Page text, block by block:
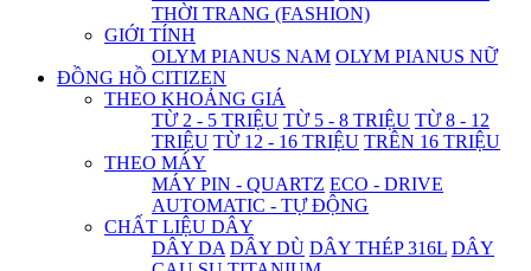
THỜI TRANG (FASHION)
GIỚI TÍNH
OLYM PIANUS NAM OLYM PIANUS NỮ
ĐỒNG HỒ CITIZEN
THEO KHOẢNG GIÁ
TỪ 2 - 5 TRIỆU TỪ 5 - 8 TRIỆU TỪ 8 - 12
TRIỆU TỪ 12 - 16 TRIỆU TRÊN 16 TRIỆU
THEO MÁY
MÁY PIN - QUARTZ ECO - DRIVE
AUTOMATIC - TỰ ĐỘNG
CHẤT LIỆU DÂY
DÂY DA DÂY DÙ DÂY THÉP 316L DÂY